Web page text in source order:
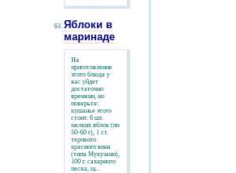
Яблоки в
маринаде
На
приготовление
этого блюда у
вас уйдет
достаточно
времени, но
поверьте:
кушанье этого
стоит. 6 шт.
мелких яблок (по
50-60 г), 1 ст.
терпкого
красного вина
(типа Мукузани),
100 г. сахарного
песка, щ...